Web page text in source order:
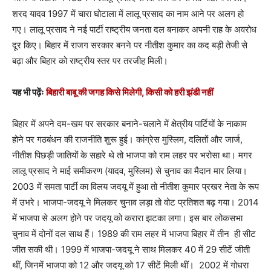
शरद यादव 1997 में चारा घोटाला में लालू प्रसाद का नाम आने पर अलग हो
गए। लालू प्रसाद ने नई पार्टी राष्ट्रीय जनता दल बनाकर अपनी राह के अवरोध
दूर किए। बिहार में राजग सरकार बनने पर नीतीश कुमार का कद बड़ी तेजी से
बढ़ा और बिहार को राष्ट्रीय स्तर पर तरजीह मिली।
यह भी पढ़ेंःबिहारी बाबू की जगह किसे मिलेगी, किसी को हरी झंडी नहीं
बिहार में अपने दम-खम पर सरकार बनाने-चलाने में क्षेत्रीय पार्टियों के नाकाम
होने पर गठबंधन की राजनीति शुरू हुई। कांग्रेस मुस्लिम, दलितों और जार्ज,
नीतीश पिछड़ी जातियों के सहारे थे तो भाजपा को राम लहर पर भरोसा था। मगर
लालू प्रसाद ने माई समीकरण (यादव, मुस्लिम) से चुनाव का मैदान मार लिया।
2003 में समता पार्टी का विलय जदयू में हुआ तो नीतीश कुमार प्रखर नेता के रूप
में उभरे। भाजपा-जदयू ने मिलकर चुनाव लड़ा तो वोट प्रतिशत बढ़ गया। 2014
में भाजपा से अलग होने पर जदयू को करारा झटका लगा। इस बार लोकसभा
चुनाव में दोनों दल साथ हैं। 1989 की राम लहर में भाजपा बिहार में तीन ही सीट
जीत सकी थी। 1999 में भाजपा-जदयू ने साथ मिलकर 40 में 29 सीटें जीती
थीं, जिनमें भाजपा को 12 और जदयू को 17 सीटें मिली थीं। 2002 में गोधरा